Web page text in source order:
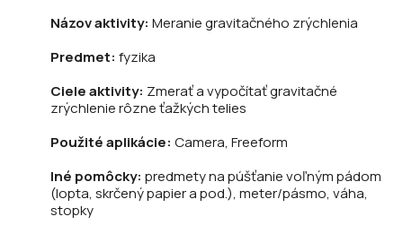
Názov aktivity: Meranie gravitačného zrýchlenia
Predmet: fyzika
Ciele aktivity: Zmerať a vypočítať gravitačné
zrýchlenie rôzne ťažkých telies
Použité aplikácie: Camera, Freeform
Iné pomôcky: predmety na púšťanie voľným pádom
(lopta, skrčený papier a pod.), meter/pásmo, váha,
stopky